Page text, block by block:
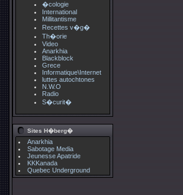
�cologie
International
Millitantisme
Recettes v�g�
Th�orie
Video
Anarkhia
Blackblock
Grece
Informatique\Internet
luttes autochtones
N.W.O
Radio
S�curit�
Sites H�berg�
Anarkhia
Sabotage Media
Jeunesse Apatride
KKKanada
Quebec Underground